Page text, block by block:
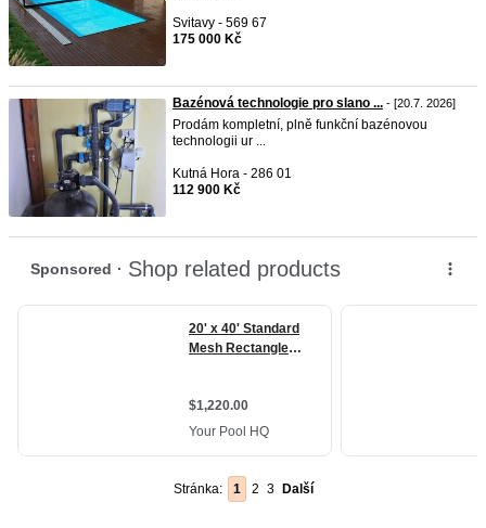
Svitavy - 569 67
175 000 Kč
Bazénová technologie pro slano ... - [20.7. 2026]
Prodám kompletní, plně funkční bazénovou
technologii ur ...
Kutná Hora - 286 01
112 900 Kč
Stránka: 1 2 3 Další